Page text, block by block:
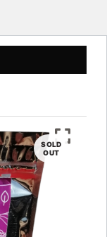
SOLD
OUT